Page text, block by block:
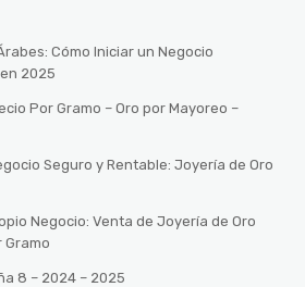
Cómo Iniciar un Negocio
2025
Por Gramo – Oro por Mayoreo –
Seguro y Rentable: Joyería de Oro
Negocio: Venta de Joyería de Oro
Gramo
8 – 2024 – 2025